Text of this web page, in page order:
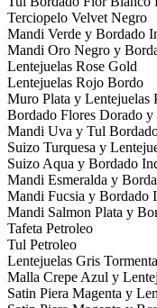
Terciopelo Velvet Negro
Mandi Verde y Bordado
Mandi Oro Negro y
Lentejuelas Rose Gold
Lentejuelas Rojo Bordo
Muro Plata y Lentejuelas
Bordado Flores Dorado
Mandi Uva y Tul
Suizo Turquesa y
Suizo Aqua y Bordado
Mandi Esmeralda y
Mandi Fucsia y Bordado
Mandi Salmon Plata y
Tafeta Petroleo
Tul Petroleo
Lentejuelas Gris Tormenta
Malla Crepe Azul y
Satin Piera Magenta y